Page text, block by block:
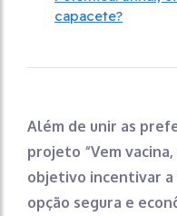
capacete?
Além de unir as
projeto “Vem
objetivo incentivar a
opção segura e